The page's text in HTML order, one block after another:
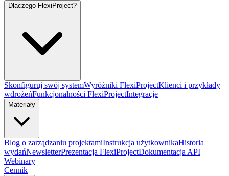
Dlaczego FlexiProject?
Skonfiguruj swój systemWyróżniki FlexiProjectKlienci i przykłady
wdrożeńFunkcjonalności FlexiProjectIntegracje
Materiały
Blog o zarządzaniu projektamiInstrukcja użytkownikaHistoria
wydańNewsletterPrezentacja FlexiProjectDokumentacja API
Webinary
Cennik